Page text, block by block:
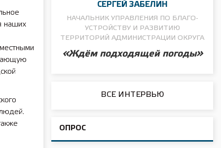
наших
СЕРГЕЙ ЗАБЕЛИН
НАЧАЛЬНИК УПРАВЛЕНИЯ ПО БЛАГО­
УСТРОЙСТВУ И РАЗВИТИЮ
ТЕРРИТОРИЙ АДМИНИСТРАЦИИ ОКРУГА
«Ждём подходящей погоды»
ВСЕ ИНТЕРВЬЮ
ОПРОС